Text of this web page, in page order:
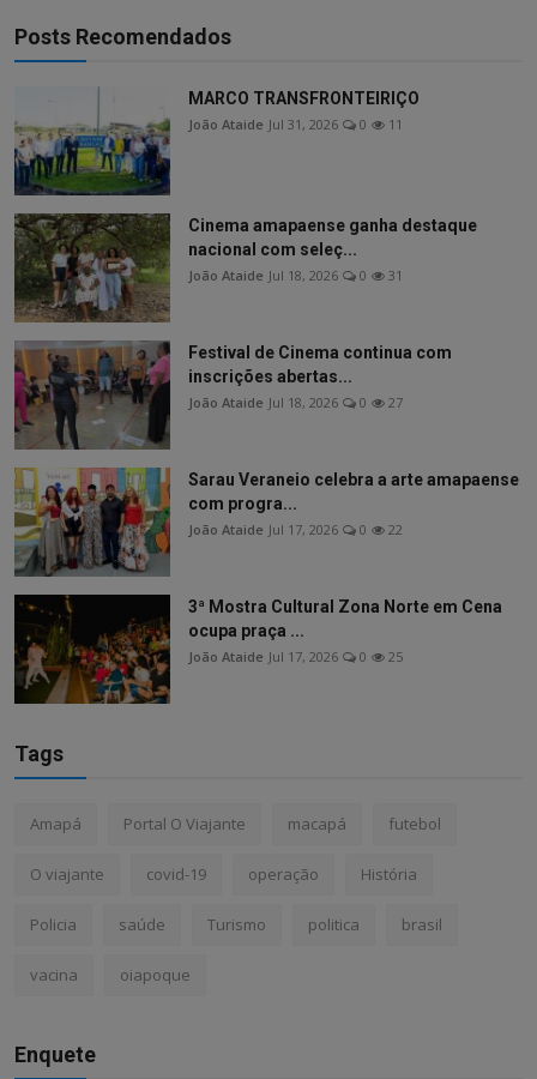
Posts Recomendados
MARCO TRANSFRONTEIRIÇO
João Ataide Jul 31, 2026 0 11
Cinema amapaense ganha destaque
nacional com seleç...
João Ataide Jul 18, 2026 0 31
Festival de Cinema continua com
inscrições abertas...
João Ataide Jul 18, 2026 0 27
Sarau Veraneio celebra a arte amapaense
com progra...
João Ataide Jul 17, 2026 0 22
3ª Mostra Cultural Zona Norte em Cena
ocupa praça ...
João Ataide Jul 17, 2026 0 25
Tags
Amapá Portal O Viajante macapá futebol
O viajante covid-19 operação História
Policia saúde Turismo politica brasil
vacina oiapoque
Enquete